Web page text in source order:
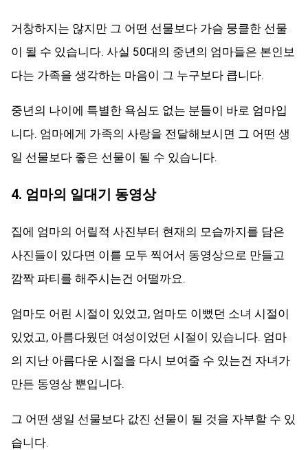
거창하지는 않지만 그 어떤 선물보다 가슴 뭉클한 선물
이 될 수 있습니다. 사실 50대의 중년의 엄마들은 본인보
다는 가족을 생각하는 마음이 그 누구보다 큽니다.
중년의 나이에 특별한 욕심도 없는 분들이 바로 엄마입
니다. 엄마에게 가족의 사랑을 전달해보시면 그 어떤 생
일 선물보다 좋은 선물이 될 수 있습니다.
4. 엄마의 일대기 동영상
집에 엄마의 어릴적 사진부터 현재의 모습까지를 담은
사진들이 있다면 이를 모두 찍어서 동영상으로 만들고
깜짝 파티를 해주시는건 어떨까요.
엄마도 어린 시절이 있었고, 엄마도 이뻤던 소녀 시절이
있었고, 아름다웠던 여성이었던 시절이 있습니다. 엄마
의 지난 아름다운 시절을 다시 보여줄 수 있는건 자녀가
만든 동영상 뿐입니다.
그 어떤 생일 선물보다 값진 선물이 될 것을 자부할 수 있
습니다.